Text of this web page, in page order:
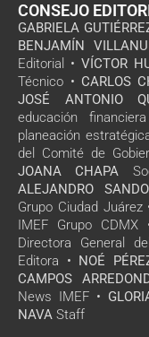
CONSEJO
GABRIELA
BENJAMÍN
Editorial • VÍCTOR
Técnico • CARLOS
JOSÉ ANTONIO
educación
planeación
del Comité de
JOANA CHAPA
ALEJANDRO
Grupo Ciudad Juárez
IMEF Grupo CDMX
Directora General
Editora •
NOÉ
CAMPOS
News IMEF •
NAVA Staff